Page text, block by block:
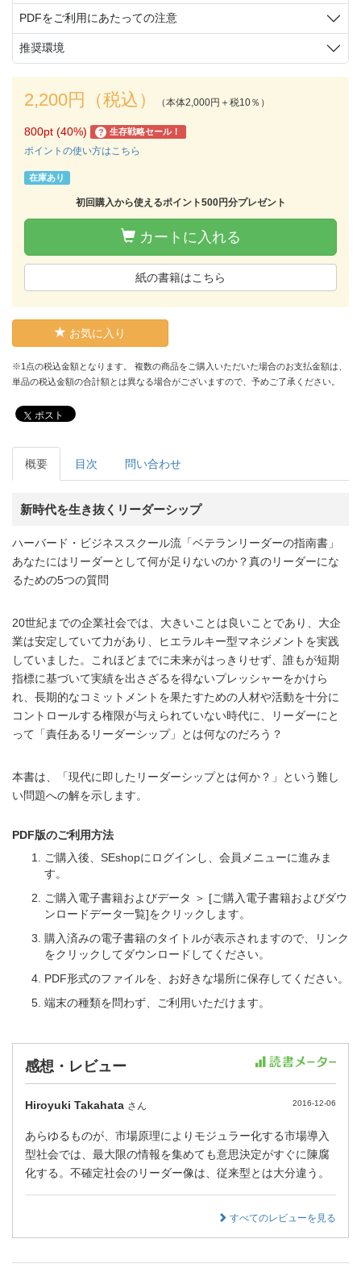
PDFをご利用にあたっての注意
推奨環境
2,200円（税込） （本体2,000円＋税10％）
800pt (40%) ? 生存戦略セール！
ポイントの使い方はこちら
在庫あり
初回購入から使えるポイント500円分プレゼント
カートに入れる
紙の書籍はこちら
お気に入り
※1点の税込金額となります。 複数の商品をご購入いただいた場合のお支払金額は、
単品の税込金額の合計額とは異なる場合がございますので、予めご了承ください。
ポスト
概要 目次 問い合わせ
新時代を生き抜くリーダーシップ
ハーバード・ビジネススクール流「ベテランリーダーの指南書」
あなたにはリーダーとして何が足りないのか？真のリーダーにな
るための5つの質問
20世紀までの企業社会では、大きいことは良いことであり、大企
業は安定していて力があり、ヒエラルキー型マネジメントを実践
していました。これほどまでに未来がはっきりせず、誰もが短期
指標に基づいて実績を出さざるを得ないプレッシャーをかけら
れ、長期的なコミットメントを果たすための人材や活動を十分に
コントロールする権限が与えられていない時代に、リーダーにと
って「責任あるリーダーシップ」とは何なのだろう？
本書は、「現代に即したリーダーシップとは何か？」という難し
い問題への解を示します。
PDF版のご利用方法
ご購入後、SEshopにログインし、会員メニューに進みま
す。
ご購入電子書籍およびデータ ＞ [ご購入電子書籍およびダウ
ンロードデータ一覧]をクリックします。
購入済みの電子書籍のタイトルが表示されますので、リンク
をクリックしてダウンロードしてください。
PDF形式のファイルを、お好きな場所に保存してください。
端末の種類を問わず、ご利用いただけます。
感想・レビュー
Hiroyuki Takahata さん 2016-12-06
あらゆるものが、市場原理によりモジュラー化する市場導入
型社会では、最大限の情報を集めても意思決定がすぐに陳腐
化する。不確定社会のリーダー像は、従来型とは大分違う。
すべてのレビューを見る